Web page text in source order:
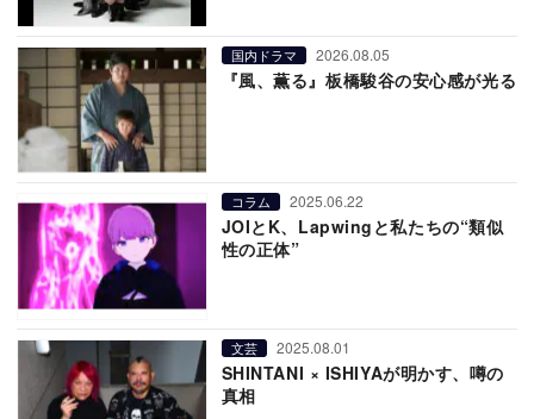
国内ドラマ 2026.08.05
『風、薫る』板橋駿谷の安心感が光る
コラム 2025.06.22
JOIとK、Lapwingと私たちの“類似
性の正体”
文芸 2025.08.01
SHINTANI × ISHIYAが明かす、噂の
真相